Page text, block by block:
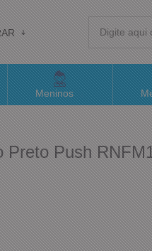
Meninos
Preto Push